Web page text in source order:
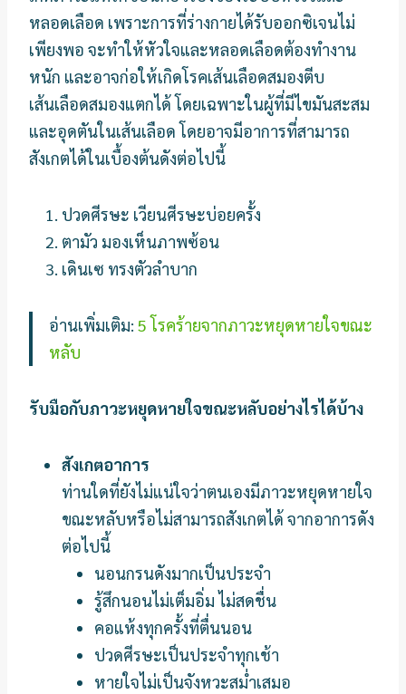
หลอดเลือด เพราะการที่ร่างกายได้รับออกซิเจนไม่
เพียงพอ จะทำให้หัวใจและหลอดเลือดต้องทำงาน
หนัก และอาจก่อให้เกิดโรคเส้นเลือดสมองตีบ
เส้นเลือดสมองแตกได้ โดยเฉพาะในผู้ที่มีไขมันสะสม
และอุดตันในเส้นเลือด โดยอาจมีอาการที่สามารถ
สังเกตได้ในเบื้องต้นดังต่อไปนี้
ปวดศีรษะ เวียนศีรษะบ่อยครั้ง
ตามัว มองเห็นภาพซ้อน
เดินเซ ทรงตัวลำบาก
อ่านเพิ่มเติม: 5 โรคร้ายจากภาวะหยุดหายใจขณะ
หลับ
รับมือกับภาวะหยุดหายใจขณะหลับอย่างไรได้บ้าง
สังเกตอาการ
ท่านใดที่ยังไม่แน่ใจว่าตนเองมีภาวะหยุดหายใจ
ขณะหลับหรือไม่สามารถสังเกตได้ จากอาการดัง
ต่อไปนี้
นอนกรนดังมากเป็นประจำ
รู้สึกนอนไม่เต็มอิ่ม ไม่สดชื่น
คอแห้งทุกครั้งที่ตื่นนอน
ปวดศีรษะเป็นประจำทุกเช้า
หายใจไม่เป็นจังหวะสม่ำเสมอ